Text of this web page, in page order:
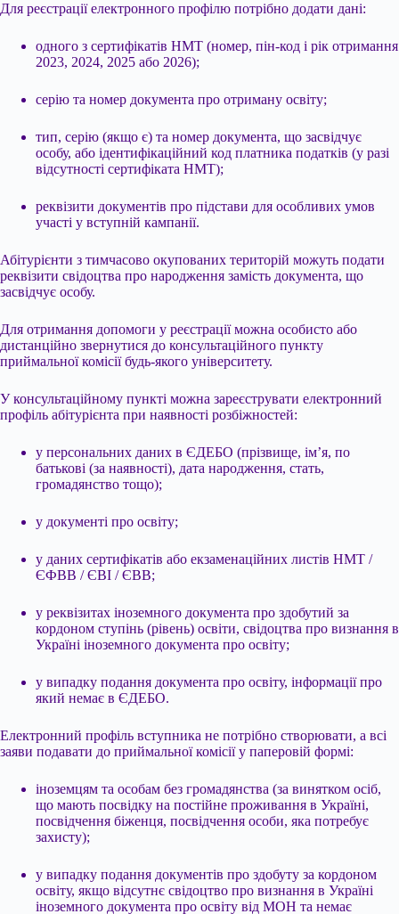
Для реєстрації електронного профілю потрібно додати дані:
одного з сертифікатів НМТ (номер, пін-код і рік отримання
2023, 2024, 2025 або 2026);
серію та номер документа про отриману освіту;
тип, серію (якщо є) та номер документа, що засвідчує
особу, або ідентифікаційний код платника податків (у разі
відсутності сертифіката НМТ);
реквізити документів про підстави для особливих умов
участі у вступній кампанії.
Абітурієнти з тимчасово окупованих територій можуть подати
реквізити свідоцтва про народження замість документа, що
засвідчує особу.
Для отримання допомоги у реєстрації можна особисто або
дистанційно звернутися до консультаційного пункту
приймальної комісії будь-якого університету.
У консультаційному пункті можна зареєструвати електронний
профіль абітурієнта при наявності розбіжностей:
у персональних даних в ЄДЕБО (прізвище, ім’я, по
батькові (за наявності), дата народження, стать,
громадянство тощо);
у документі про освіту;
у даних сертифікатів або екзаменаційних листів НМТ /
ЄФВВ / ЄВІ / ЄВВ;
у реквізитах іноземного документа про здобутий за
кордоном ступінь (рівень) освіти, свідоцтва про визнання в
Україні іноземного документа про освіту;
у випадку подання документа про освіту, інформації про
який немає в ЄДЕБО.
Електронний профіль вступника не потрібно створювати, а всі
заяви подавати до приймальної комісії у паперовій формі:
іноземцям та особам без громадянства (за винятком осіб,
що мають посвідку на постійне проживання в Україні,
посвідчення біженця, посвідчення особи, яка потребує
захисту);
у випадку подання документів про здобуту за кордоном
освіту, якщо відсутнє свідоцтво про визнання в Україні
іноземного документа про освіту від МОН та немає